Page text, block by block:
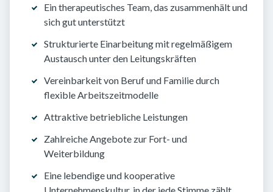
Ein therapeutisches Team, das zusammenhält und
sich gut unterstützt
Strukturierte Einarbeitung mit regelmäßigem
Austausch unter den Leitungskräften
Vereinbarkeit von Beruf und Familie durch
flexible Arbeitszeitmodelle
Attraktive betriebliche Leistungen
Zahlreiche Angebote zur Fort- und
Weiterbildung
Eine lebendige und kooperative